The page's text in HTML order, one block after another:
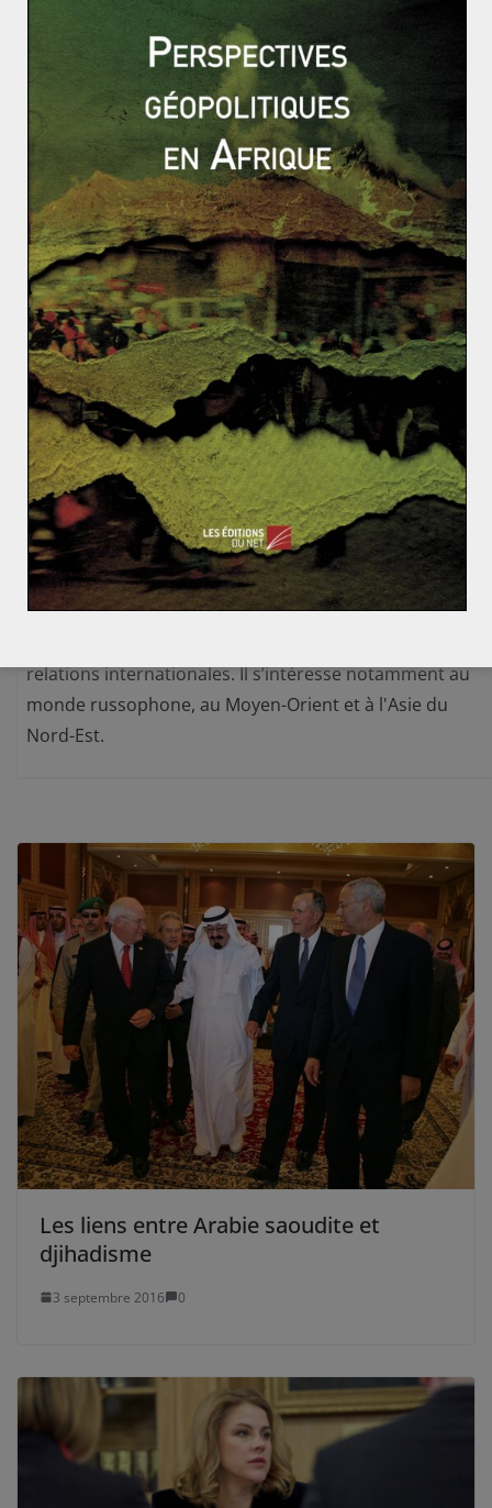
Fondation pour la recherche stratégique, Camille
« la Russie apparait comme le vainqueur – au
moins temporaire – de la séquence qui s’est achevée avec le
cessez-le-feu».
Colombes, faucons et chouettes : 3 écoles de pensée
des relations internationales
Une semaine électorale en Afrique, entre rupture et
continuité
Fabien HERBERT
Fabien Herbert est Président des Yeux Du Monde et
rédacteur géopolitique pour l'association depuis mars
2016. Formé à l’Université Catholique de Louvain,
relations internationales. Il s’intéresse notamment au
monde russophone, au Moyen-Orient et à l'Asie du
Nord-Est.
Les liens entre Arabie saoudite et
djihadisme
3 septembre 2016 0